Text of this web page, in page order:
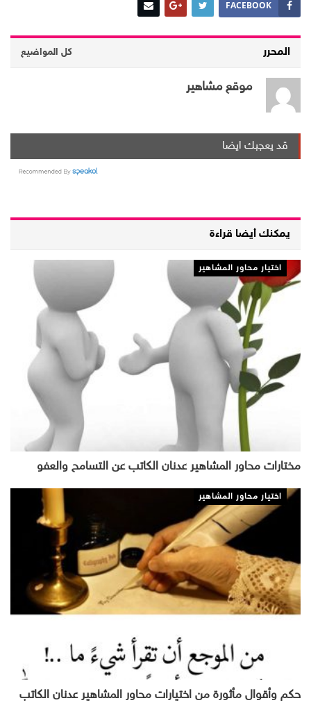
FACEBOOK
المحرر كل المواضيع
موقع مشاهير
قد يعجبك ايضا
يمكنك أيضا قراءة
اختيار محاور المشاهير
مختارات محاور المشاهير عدنان الكاتب عن التسامح والعفو
اختيار محاور المشاهير
حكم وأقوال مأثورة من اختيارات محاور المشاهير عدنان الكاتب